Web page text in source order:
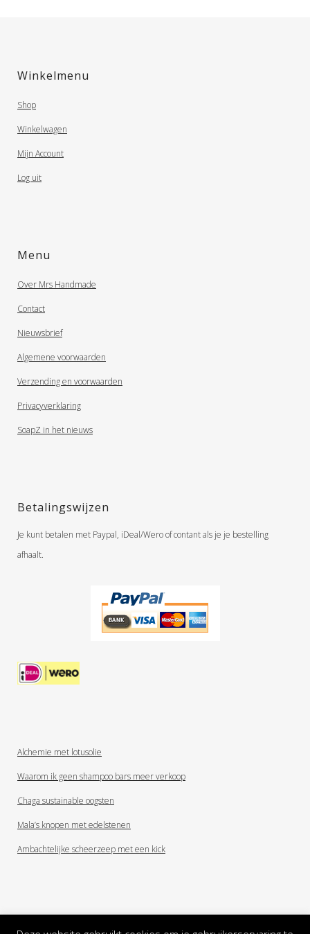
Winkelmenu
Shop
Winkelwagen
Mijn Account
Log uit
Menu
Over Mrs Handmade
Contact
Nieuwsbrief
Algemene voorwaarden
Verzending en voorwaarden
Privacyverklaring
SoapZ in het nieuws
Betalingswijzen
Je kunt betalen met Paypal, iDeal/Wero of contant als je je bestelling
afhaalt.
Alchemie met lotusolie
Waarom ik geen shampoo bars meer verkoop
Chaga sustainable oogsten
Mala’s knopen met edelstenen
Ambachtelijke scheerzeep met een kick